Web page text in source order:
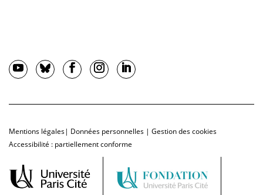
Mentions légales| Données personnelles | Gestion des cookies
Accessibilité : partiellement conforme